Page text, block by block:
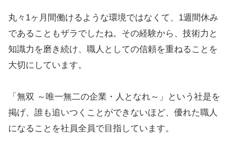
丸々1ヶ月間働けるような環境ではなくて、1週間休み
であることもザラでしたね。その経験から、技術力と
知識力を磨き続け、職人としての信頼を重ねることを
大切にしています。
「無双 ～唯一無二の企業・人となれ～」という社是を
掲げ、誰も追いつくことができないほど、優れた職人
になることを社員全員で目指しています。